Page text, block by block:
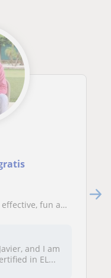
way. Are you up for it?
and I am
in EL...